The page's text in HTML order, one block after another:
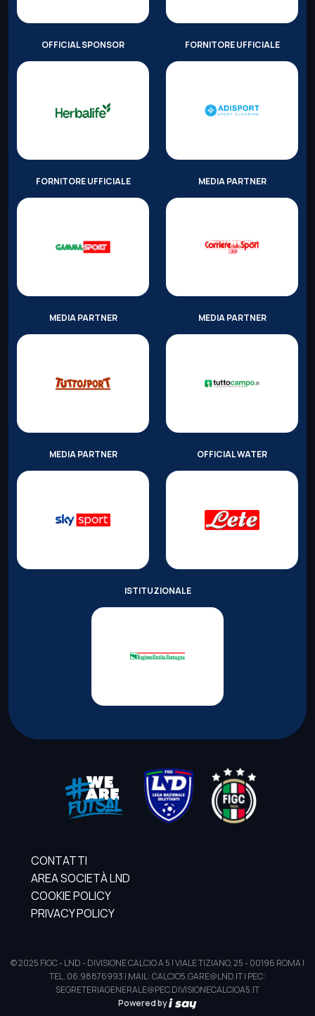
OFFICIAL SPONSOR FORNITORE UFFICIALE
FORNITORE UFFICIALE MEDIA PARTNER
MEDIA PARTNER MEDIA PARTNER
MEDIA PARTNER OFFICIAL WATER
ISTITUZIONALE
CONTATTI
AREA SOCIETÀ LND
COOKIE POLICY
PRIVACY POLICY
© 2025 FIGC - LND - DIVISIONE CALCIO A 5 | VIALE TIZIANO, 25 - 00196 ROMA |
TEL. 06.98876993 | MAIL: CALCIO5.GARE@LND.IT | PEC:
SEGRETERIAGENERALE@PEC.DIVISIONECALCIOA5.IT
Powered by